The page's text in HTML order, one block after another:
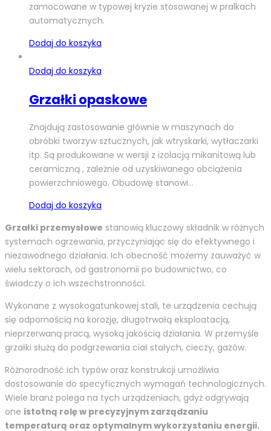
zamocowane w typowej kryzie stosowanej w pralkach
automatycznych.
Dodaj do koszyka
Dodaj do koszyka
Grzałki opaskowe
Znajdują zastosowanie głównie w maszynach do
obróbki tworzyw sztucznych, jak wtryskarki, wytłaczarki
itp. Są produkowane w wersji z izolacją mikanitową lub
ceramiczną , zależnie od uzyskiwanego obciążenia
powierzchniowego. Obudowę stanowi…
Dodaj do koszyka
Grzałki przemysłowe stanowią kluczowy składnik w różnych
systemach ogrzewania, przyczyniając się do efektywnego i
niezawodnego działania. Ich obecność możemy zauważyć w
wielu sektorach, od gastronomii po budownictwo, co
świadczy o ich wszechstronności.
Wykonane z wysokogatunkowej stali, te urządzenia cechują
się odpornością na korozję, długotrwałą eksploatacją,
nieprzerwaną pracą, wysoką jakością działania. W przemyśle
grzałki służą do podgrzewania ciał stałych, cieczy, gazów.
Różnorodność ich typów oraz konstrukcji umożliwia
dostosowanie do specyficznych wymagań technologicznych.
Wiele branż polega na tych urządzeniach, gdyż odgrywają
one istotną rolę w precyzyjnym zarządzaniu
temperaturą oraz optymalnym wykorzystaniu energii.